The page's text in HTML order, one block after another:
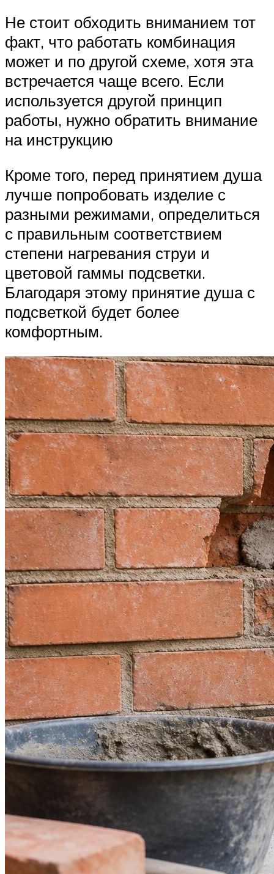
Не стоит обходить вниманием тот
факт, что работать комбинация
может и по другой схеме, хотя эта
встречается чаще всего. Если
используется другой принцип
работы, нужно обратить внимание
на инструкцию
Кроме того, перед принятием душа
лучше попробовать изделие с
разными режимами, определиться
с правильным соответствием
степени нагревания струи и
цветовой гаммы подсветки.
Благодаря этому принятие душа с
подсветкой будет более
комфортным.